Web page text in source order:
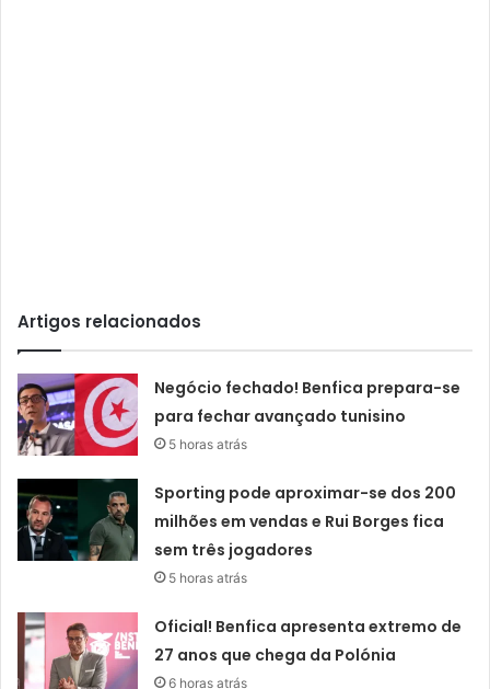
Artigos relacionados
Negócio fechado! Benfica prepara-se
para fechar avançado tunisino
5 horas atrás
Sporting pode aproximar-se dos 200
milhões em vendas e Rui Borges fica
sem três jogadores
5 horas atrás
Oficial! Benfica apresenta extremo de
27 anos que chega da Polónia
6 horas atrás